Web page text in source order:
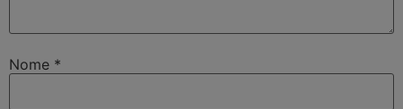
Nome *